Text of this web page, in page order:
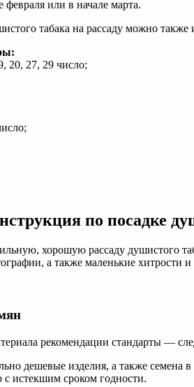
или в начале марта.
табака на рассаду можно также
20, 27, 29 число;
по посадке
хорошую рассаду душистого
а также маленькие хитрости и
рекомендации стандарты —
дешевые изделия, а также
с истекшим сроком годности.